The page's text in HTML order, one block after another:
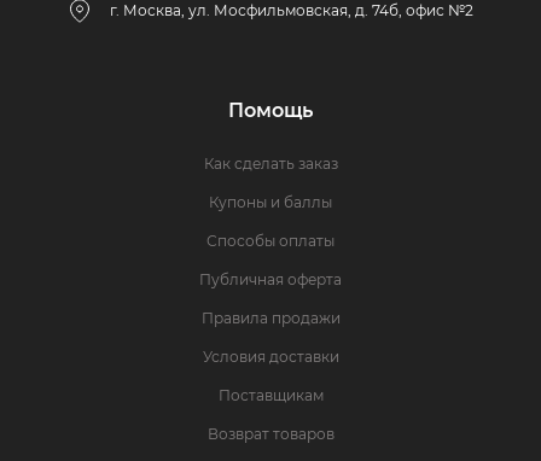
г. Москва, ул. Мосфильмовская, д. 74б, офис №2
Помощь
Как сделать заказ
Купоны и баллы
Способы оплаты
Публичная оферта
Правила продажи
Условия доставки
Поставщикам
Возврат товаров